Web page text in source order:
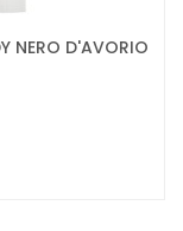
NERO D'AVORIO